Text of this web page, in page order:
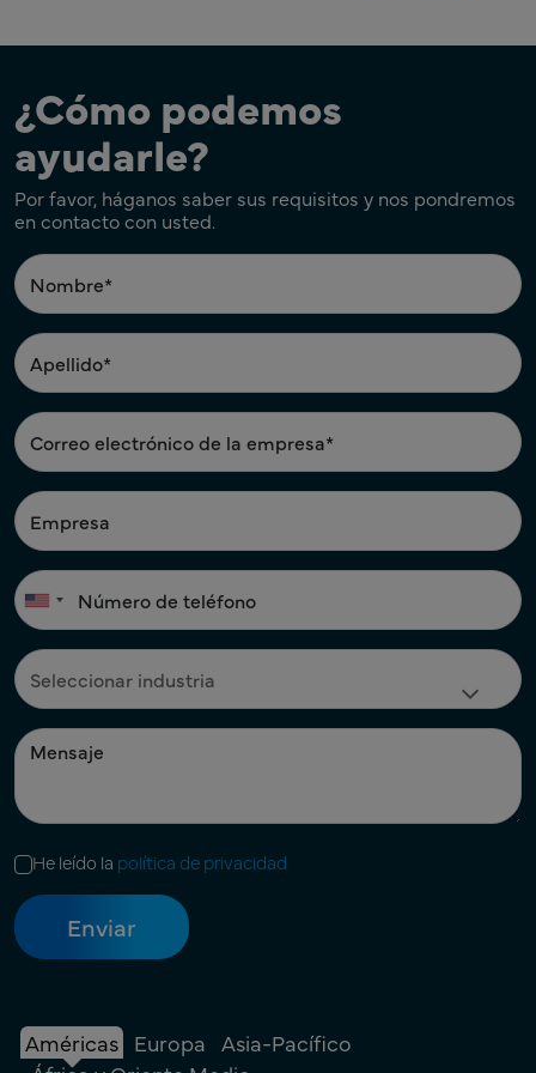
¿Cómo podemos
ayudarle?
Por favor, háganos saber sus requisitos y nos pondremos
en contacto con usted.
He leído lapolítica de privacidad